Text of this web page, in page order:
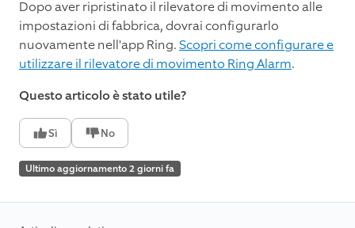
Dopo aver ripristinato il rilevatore di movimento alle
impostazioni di fabbrica, dovrai configurarlo
nuovamente nell'app Ring.Scopri come configurare e
utilizzare il rilevatore di movimento Ring Alarm.
Questo articolo è stato utile?
Sì No
Ultimo aggiornamento 2 giorni fa